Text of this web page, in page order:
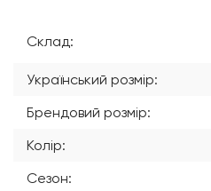
Склад:
Український розмір:
Брендовий розмір:
Колір:
Сезон: